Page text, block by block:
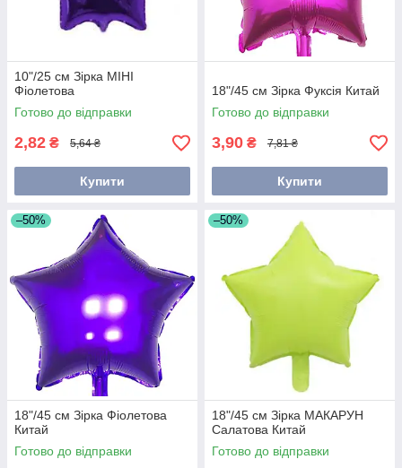
10"/25 см Зірка МІНІ
Фіолетова
Готово до відправки
2,82 ₴ 5,64 ₴
Купити
18"/45 см Зірка Фуксія Китай
Готово до відправки
3,90 ₴ 7,81 ₴
Купити
–50%
18"/45 см Зірка Фіолетова
Китай
Готово до відправки
–50%
18"/45 см Зірка МАКАРУН
Салатова Китай
Готово до відправки